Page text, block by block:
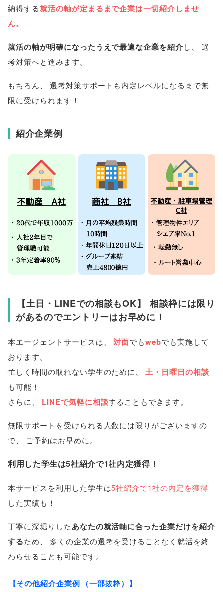
納得する就活の軸が定まるまで企業は一切紹介しませ
ん。
就活の軸が明確になったうえで最適な企業を紹介し 、
選
考対策へと進みます。
もちろん、
選考対策サポートも内定レベルになるまで無
限に受けられます！
紹介企業例
【土日・LINEでの相談もOK】
相談枠には限り
があるのでエントリーはお早めに！
本エージェントサービスは 対面でもwebでも実施して
おります。
忙しく時間の取れない学生のために
土・日曜日の相談
も可能！
さらに
LINEで気軽に相談することもできます。
無限サポートを受けられる人数には限りがございますの
で
ご予約はお早めに 。
利用した学生は5社紹介で1社内定獲得！
本サービスを利用した学生は5社紹介で1社の内定を獲得
した実績も！
丁寧に深堀りしたあなたの就活軸に合った企業だけを紹介
するため
多くの企業の選考を受けることなく就活を終
わらせることも可能です。
【その他紹介企業例 （一部抜粋）】